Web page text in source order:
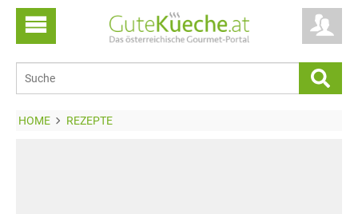
HOME REZEPTE